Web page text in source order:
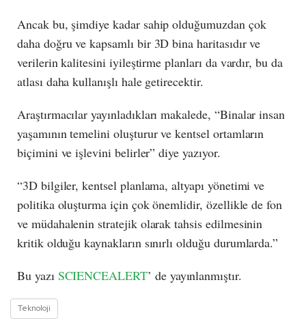
Ancak bu, şimdiye kadar sahip olduğumuzdan çok
daha doğru ve kapsamlı bir 3D bina haritasıdır ve
verilerin kalitesini iyileştirme planları da vardır, bu da
atlası daha kullanışlı hale getirecektir.
Araştırmacılar yayınladıkları makalede, “Binalar insan
yaşamının temelini oluşturur ve kentsel ortamların
biçimini ve işlevini belirler” diye yazıyor.
“3D bilgiler, kentsel planlama, altyapı yönetimi ve
politika oluşturma için çok önemlidir, özellikle de fon
ve müdahalenin stratejik olarak tahsis edilmesinin
kritik olduğu kaynakların sınırlı olduğu durumlarda.”
Bu yazı SCIENCEALERT’ de yayınlanmıştır.
Teknoloji